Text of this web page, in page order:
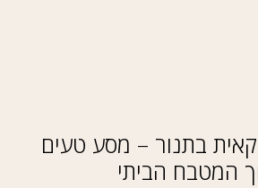
בתנור – מסע טעים
המטבח הביתי